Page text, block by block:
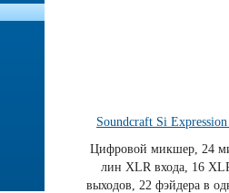
Soundcraft Si
Цифровой микшер, 24
лин XLR входа, 16
выходов, 22 фэйдера в